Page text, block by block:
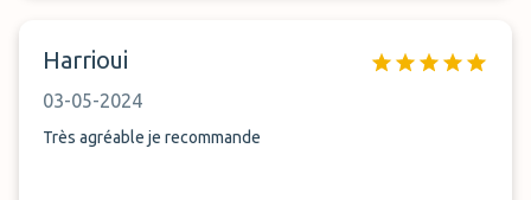
Harrioui
03-05-2024
Très agréable je recommande